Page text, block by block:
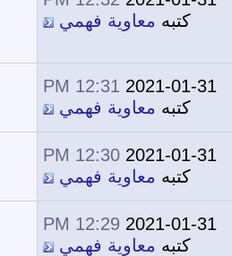
كتبه معاوية فهمي
2021-01-31
12:31 PM
كتبه معاوية فهمي
2021-01-31
12:30 PM
كتبه معاوية فهمي
2021-01-31
12:29 PM
كتبه معاوية فهمي